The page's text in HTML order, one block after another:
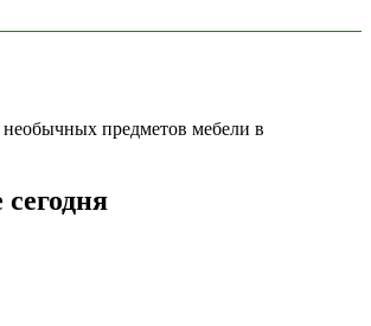
предметов мебели в